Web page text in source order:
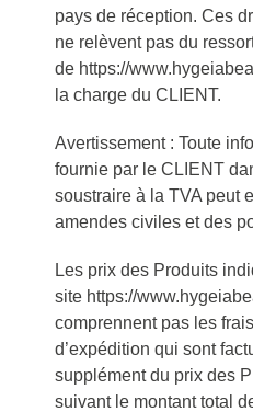
pays de réception. Ces
ne relèvent pas du
de https://
la charge du CLIENT.
Avertissement : Toute
fournie par le CLIENT
soustraire à la TVA peut
amendes civiles et des
Les prix des Produits
site https://
comprennent pas les
d’expédition qui sont
supplément du prix des
suivant le montant total